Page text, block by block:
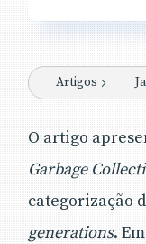
Garbage
diferença
levam ao
Garbage
múltiplos
quantidades
Artigos
O artigo
Garbage
categorização
generations.